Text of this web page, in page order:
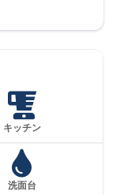
キッチン
洗面台